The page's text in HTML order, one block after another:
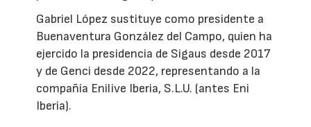
Gabriel López sustituye como presidente a
Buenaventura González del Campo, quien ha
ejercido la presidencia de Sigaus desde 2017
y de Genci desde 2022, representando a la
compañía Enilive Iberia, S.L.U. (antes Eni
Iberia).